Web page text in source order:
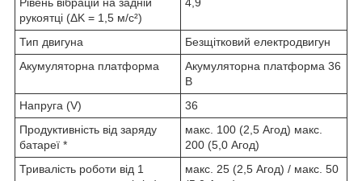
Рівень вібрацій на задній
рукоятці (ΔK = 1,5 м/с²)
4,9
Тип двигуна
Безщітковий електродвигун
Акумуляторна платформа
Акумуляторна платформа 36
В
Напруга (V)
36
Продуктивність від заряду
батареї *
макс. 100 (2,5 Aгод) макс.
200 (5,0 Aгод)
Тривалість роботи від 1
макс. 25 (2,5 Aгод) / макс. 50